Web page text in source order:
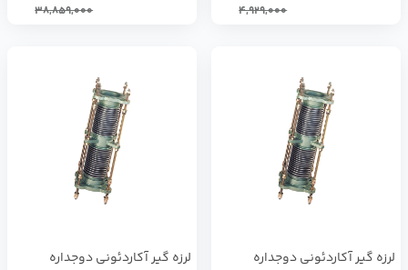
4,929,000
38,859,000
لرزه گیر آکاردئونی دوجداره
لرزه گیر آکاردئونی دوجداره